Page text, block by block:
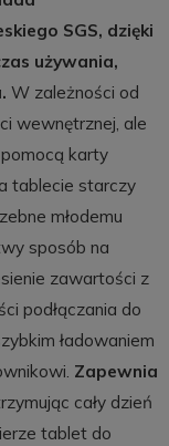
SGS, dzięki
używania,
W zależności od
wewnętrznej, ale
karty
tablecie starczy
młodemu
sposób na
zawartości z
podłączania do
ładowaniem
Zapewnia
cały dzień
tablet do